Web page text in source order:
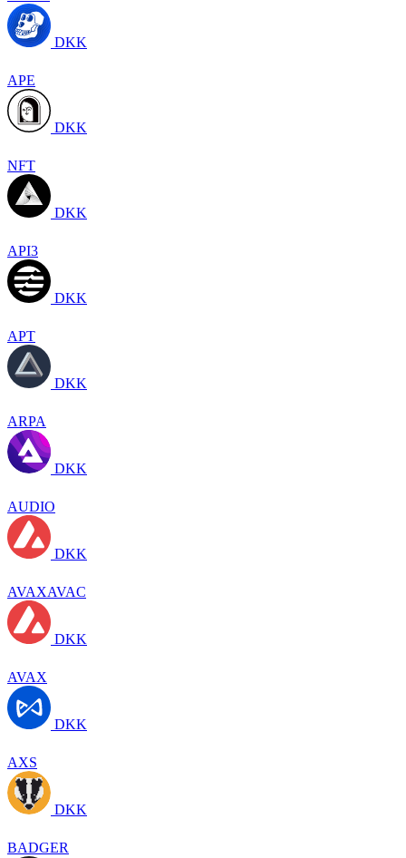
DKK
APE
DKK
NFT
DKK
API3
DKK
APT
DKK
ARPA
DKK
AUDIO
DKK
AVAXAVAC
DKK
AVAX
DKK
AXS
DKK
BADGER